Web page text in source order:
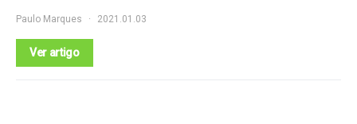
Paulo Marques 2021.01.03
Ver artigo